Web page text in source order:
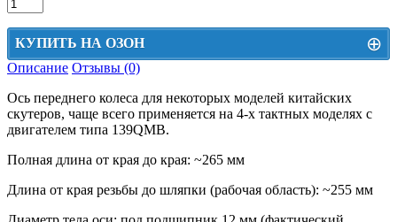
КУПИТЬ НА ОЗОН ⊕
Цена на Озон включает доставку, упаковку и комиссии маркетплейса
Этот товар можно приобрести на Озон. Для перехода в маркетплейс
перейдите по ссылке ниже.
КУПИТЬ НА ОЗОН
Описание Отзывы (0)
Ось переднего колеса для некоторых моделей китайских
скутеров, чаще всего применяется на 4-х тактных моделях с
двигателем типа 139QMB.
Полная длина от края до края: ~265 мм
Длина от края резьбы до шляпки (рабочая область): ~255 мм